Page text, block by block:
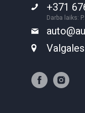
+371
Darba laiks: